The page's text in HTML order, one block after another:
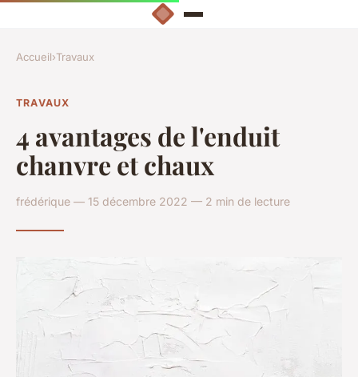
Accueil›Travaux
TRAVAUX
4 avantages de l'enduit
chanvre et chaux
frédérique — 15 décembre 2022 — 2 min de lecture